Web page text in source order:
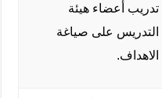
تدريب أعضاء هيئة
التدريس على صياغة
الاهداف.